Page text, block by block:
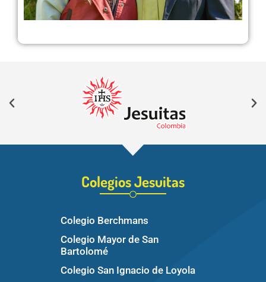
Colegios Jesuitas
Colegio Berchmans
Colegio Mayor de San
Bartolomé
Colegio San Ignacio de Loyola